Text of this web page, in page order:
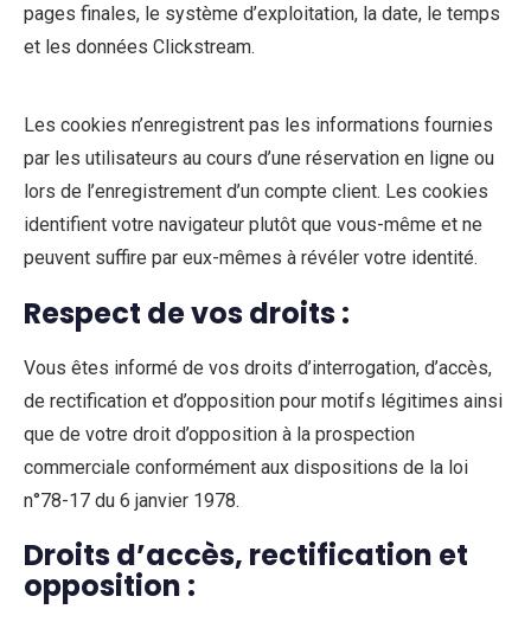
pages finales, le système d’exploitation, la date, le temps
et les données Clickstream.
Les cookies n’enregistrent pas les informations fournies
par les utilisateurs au cours d’une réservation en ligne ou
lors de l’enregistrement d’un compte client. Les cookies
identifient votre navigateur plutôt que vous-même et ne
peuvent suffire par eux-mêmes à révéler votre identité.
Respect de vos droits :
Vous êtes informé de vos droits d’interrogation, d’accès,
de rectification et d’opposition pour motifs légitimes ainsi
que de votre droit d’opposition à la prospection
commerciale conformément aux dispositions de la loi
n°78-17 du 6 janvier 1978.
Droits d’accès, rectification et
opposition :